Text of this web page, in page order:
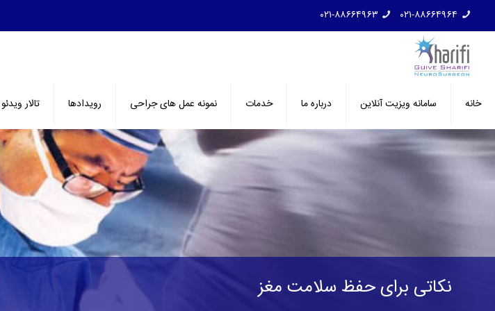
۰۲۱-۸۸۶۶۴۹۶۴ ۰۲۱-۸۸۶۶۴۹۶۳
خانه سامانه ویزیت آنلاین درباره ما خدمات نمونه عمل های جراحی رویدادها تالار ویدئو
نکاتی برای حفظ سلامت مغز